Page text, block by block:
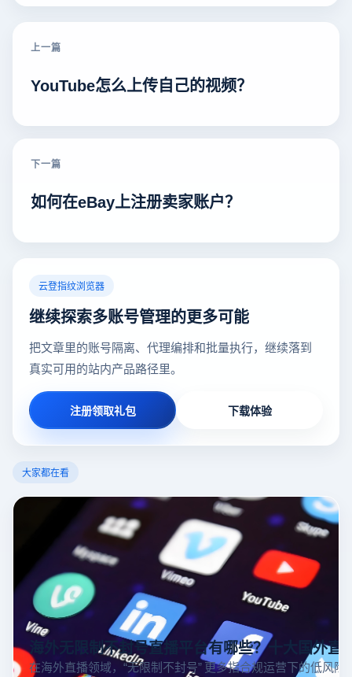
上一篇
YouTube怎么上传自己的视频？
下一篇
如何在eBay上注册卖家账户？
云登指纹浏览器
继续探索多账号管理的更多可能
把文章里的账号隔离、代理编排和批量执行，继续落到
真实可用的站内产品路径里。
注册领取礼包 下载体验
大家都在看
海外无限制不封号直播平台有哪些？十大国外直
在海外直播领域，“无限制不封号” 更多指合规运营下的低风